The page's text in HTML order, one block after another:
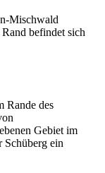
Mischwald
befindet sich
Rande des
Gebiet im
Schüberg ein